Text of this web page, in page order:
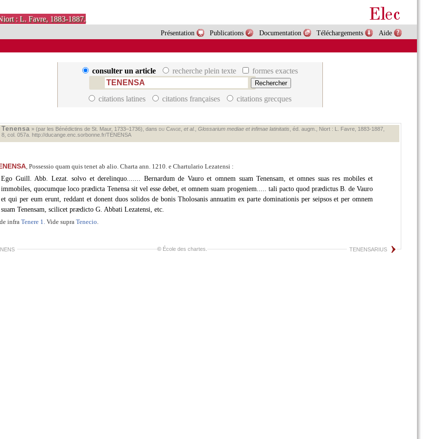
: L. Favre, 1883-1887.
Aide
Téléchargements
Documentation
Publications
Présentation
consulter un article recherche plein texte formes exactes
citations latines citations françaises citations grecques
Tenensa » (par les Bénédictins de St. Maur, 1733–1736), dans du Cange, et al. Glossarium mediae et infimae latinitatis , éd. augm., Niort : L. Favre, 1883‑1887,
8, col. 057a. http://ducange.enc.sorbonne.fr/TENENSA
, Possessio quam quis tenet ab alio. Charta ann. 1210. e Chartulario Lezatensi :
Ego Guill. Abb. Lezat. solvo et derelinquo....... Bernardum de Vauro et omnem suam Tenensam, et omnes suas res mobiles et
immobiles, quocumque loco prædicta Tenensa sit vel esse debet, et omnem suam progeniem..... tali pacto quod prædictus B. de Vauro
et qui per eum erunt, reddant et donent duos solidos de bonis Tholosanis annuatim ex parte dominationis per seipsos et per omnem
suam Tenensam, scilicet prædicto G. Abbati Lezatensi, etc.
infra Tenere 1.Vide supra Tenecio.
TENENSARIUS
© École des chartes.